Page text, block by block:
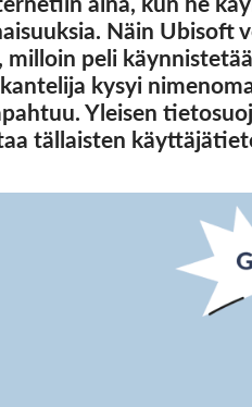
Näin Ubisoft
milloin peli
kysyi
Yleisen
tällaisten